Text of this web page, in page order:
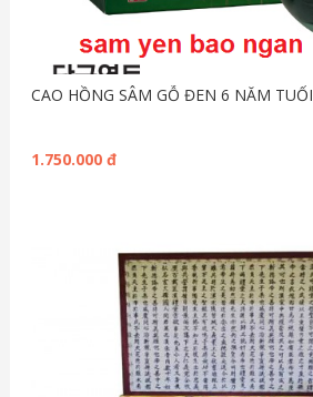
CAO HỒNG SÂM GỖ ĐEN 6 NĂM TUỔI
1.750.000 đ